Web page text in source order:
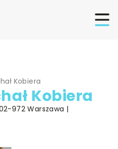
Kobiera
Kobiera
972 Warszawa |